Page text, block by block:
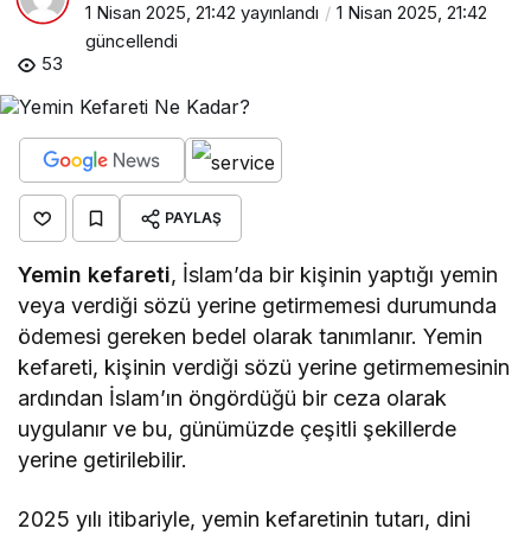
1 Nisan 2025, 21:42 yayınlandı
1 Nisan 2025, 21:42
güncellendi
53
PAYLAŞ
Yemin kefareti, İslam’da bir kişinin yaptığı yemin
veya verdiği sözü yerine getirmemesi durumunda
ödemesi gereken bedel olarak tanımlanır. Yemin
kefareti, kişinin verdiği sözü yerine getirmemesinin
ardından İslam’ın öngördüğü bir ceza olarak
uygulanır ve bu, günümüzde çeşitli şekillerde
yerine getirilebilir.
2025 yılı itibariyle, yemin kefaretinin tutarı, dini